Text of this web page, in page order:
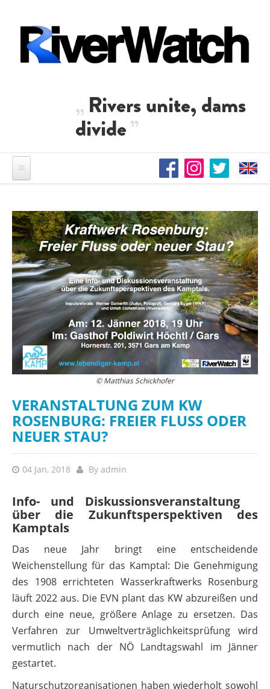
Rivers unite, dams
divide
© Matthias Schickhofer
VERANSTALTUNG ZUM KW
ROSENBURG: FREIER FLUSS ODER
NEUER STAU?
04 Jan, 2018 By admin
Info- und Diskussionsveranstaltung
über die Zukunftsperspektiven des
Kamptals
Das neue Jahr bringt eine entscheidende
Weichenstellung für das Kamptal: Die Genehmigung
des 1908 errichteten Wasserkraftwerks Rosenburg
läuft 2022 aus. Die EVN plant das KW abzureißen und
durch eine neue, größere Anlage zu ersetzen. Das
Verfahren zur Umweltverträglichkeitsprüfung wird
vermutlich nach der NÖ Landtagswahl im Jänner
gestartet.
Naturschutzorganisationen haben wiederholt sowohl